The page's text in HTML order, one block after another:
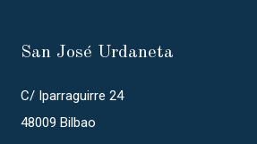
San José Urdaneta
C/ Iparraguirre 24
48009 Bilbao